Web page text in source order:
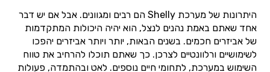
היתרונות של מערכת Shelly הם רבים ומגוונים. אבל אם יש דבר
אחד שאתם באמת נהנים לנצל, הוא יהיה היכולות המתקדמות
של אביזרים חכמים. בשנים הבאות, יותר ויותר אביזרים יהפכו
לשימושיים ורלוונטיים לצרכן. כך שאתם תוכלו להרחיב את טווח
השימוש במערכת, לתחומי חיים נוספים. לאט ובהתמדה, פעולות